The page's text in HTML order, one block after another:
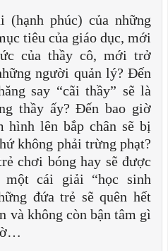
phúc) của những
tiêu của giáo dục, mới
của thầy cô, mới trở
người quản lý? Đến
say “cãi thầy” sẽ là
thầy ấy? Đến bao giờ
hình lên bắp chân sẽ bị
không phải trừng phạt?
chơi bóng hay sẽ được
một cái giải “học sinh
đứa trẻ sẽ quên hết
và không còn bận tâm gì